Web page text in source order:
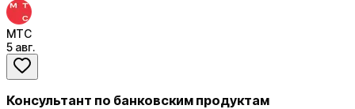
МТС
5 авг.
Консультант по банковским продуктам